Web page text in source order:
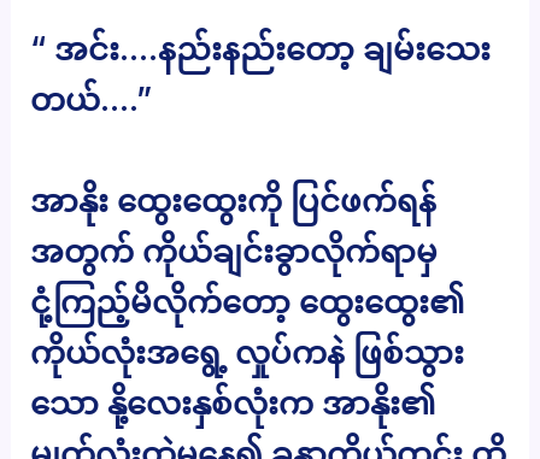
“ အင်း….နည်းနည်းတော့ ချမ်းသေး
တယ်….”
အာနိုး ထွေးထွေးကို ပြင်ဖက်ရန်
အတွက် ကိုယ်ချင်းခွာလိုက်ရာမှ
ငုံ့ကြည့်မိလိုက်တော့ ထွေးထွေး၏
ကိုယ်လုံးအရွေ့ လှုပ်ကနဲ ဖြစ်သွား
သော နို့လေးနှစ်လုံးက အာနိုး၏